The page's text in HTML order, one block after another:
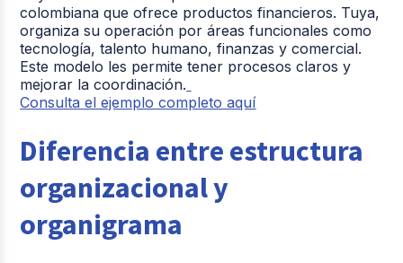
colombiana que ofrece productos financieros. Tuya,
organiza su operación por áreas funcionales como
tecnología, talento humano, finanzas y comercial.
Este modelo les permite tener procesos claros y
mejorar la coordinación.
Consulta el ejemplo completo aquí
Diferencia entre estructura
organizacional y
organigrama